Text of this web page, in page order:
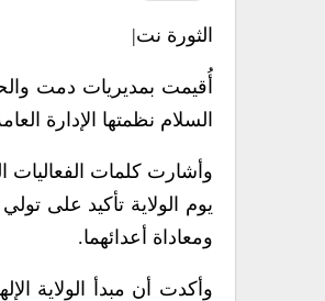
الثورة نت|
أُقيمت بمديريات دمت
السلام نظمتها الإدارة
وأشارت كلمات الفعاليات
يوم الولاية تأكيد على
ومعاداة أعدائهما.
وأكدت أن مبدأ الولاية